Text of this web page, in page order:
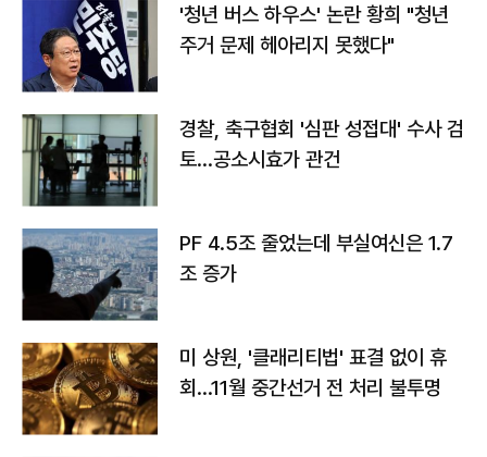
'청년 버스 하우스' 논란 황희 "청년
주거 문제 헤아리지 못했다"
경찰, 축구협회 '심판 성접대' 수사 검
토…공소시효가 관건
PF 4.5조 줄었는데 부실여신은 1.7
조 증가
미 상원, '클래리티법' 표결 없이 휴
회…11월 중간선거 전 처리 불투명